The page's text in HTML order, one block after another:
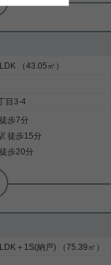
イレ別 年内入居可
とができます。独立洗面
ラシやドライヤーなども
ます。新居のお住まいの
くださいね。シンク下の
れからの新生活で失敗で
や都営三田線春日付近で
当社へご連絡をお待ちし
詳細を見る
（43.05㎡）
目3-4
歩7分
徒歩15分
歩20分
クス 追い焚き 浴
谷｣ 茗荷谷駅徒歩7分の角
で設備充実！ オート
＋1S(納戸) （75.39㎡）